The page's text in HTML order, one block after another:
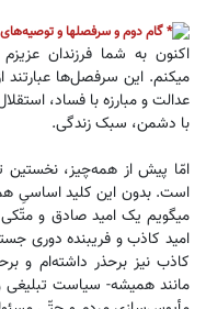
گام دوم و سرفصلها و توصیه‌های
اکنون به شما فرزندان
میکنم. این سرفصل‌ها عبارتند
عدالت و مبارزه با فساد،
با دشمن، سبک زندگی.
امّا پیش از همه‌چیز، نخستین
است. بدون این کلید اساسیِ
میگویم یک امید صادق و متّکی
امید کاذب و فریبنده‌ دوری
کاذب نیز برحذر داشته‌‌ام و
مانند همیشه- سیاست تبلیغی